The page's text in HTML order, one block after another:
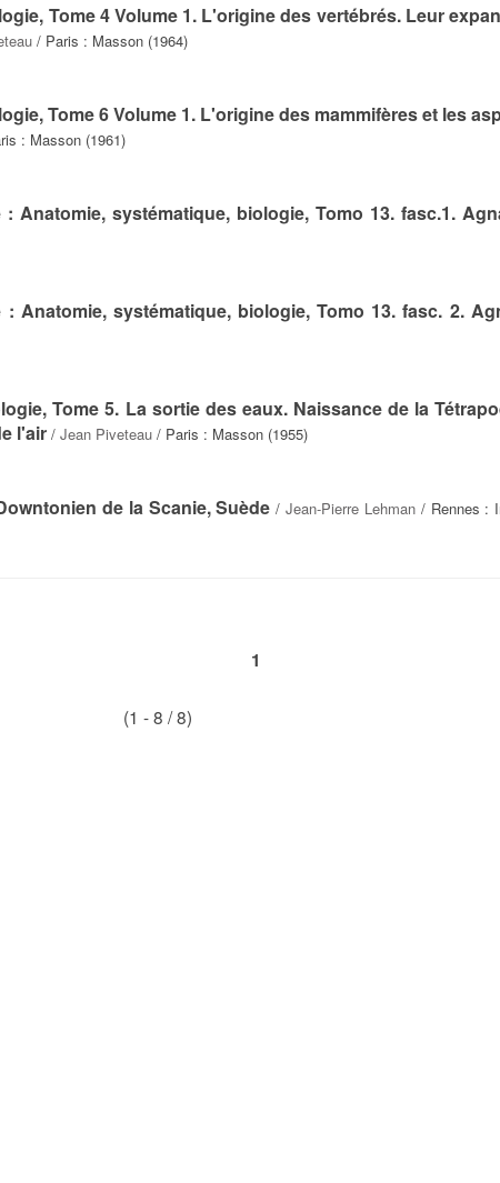
Tome 4 Volume 1. L'origine des vertébrés. Leur
/ Paris : Masson (1964)
Tome 6 Volume 1. L'origine des mammifères et les
: Masson (1961)
: Anatomie, systématique, biologie, Tomo 13. fasc.1.
: Anatomie, systématique, biologie, Tomo 13. fasc. 2.
Tome 5. La sortie des eaux. Naissance de la
l'air / Jean Piveteau / Paris : Masson (1955)
de la Scanie, Suède /Jean-Pierre Lehman/ Rennes :
1
(1 - 8 / 8)